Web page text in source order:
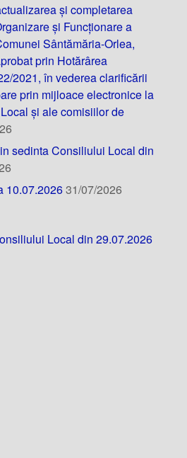
și completarea
și Funcționare a
Sântămăria-Orlea,
prin Hotărârea
2021, în vederea clarificării
prin mijloace electronice la
și ale comisiilor de
sedinta Consiliului Local din
10.07.202631/07/2026
Local din 29.07.2026